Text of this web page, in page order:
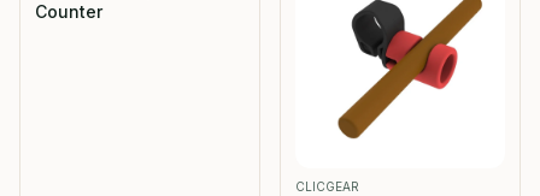
Counter
CLICGEAR